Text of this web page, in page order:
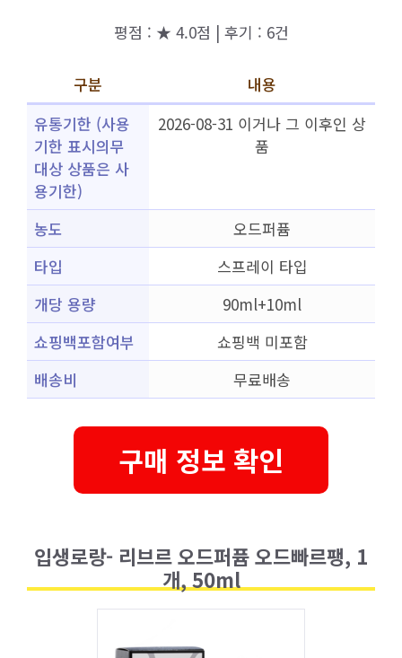
평점 : ★ 4.0점 | 후기 : 6건
구분
내용
유통기한 (사용
기한 표시의무
대상 상품은 사
용기한)
2026-08-31 이거나 그 이후인 상
품
농도
오드퍼퓸
타입
스프레이 타입
개당 용량
90ml+10ml
쇼핑백포함여부
쇼핑백 미포함
배송비
무료배송
구매 정보 확인
입생로랑- 리브르 오드퍼퓸 오드빠르팽, 1
개, 50ml